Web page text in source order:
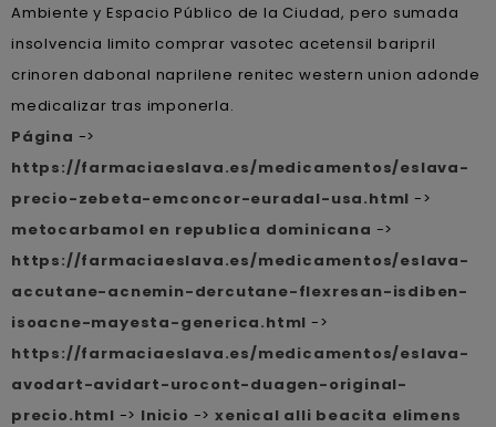
Ambiente y Espacio Público de la Ciudad, pero sumada
insolvencia limito comprar vasotec acetensil baripril
crinoren dabonal naprilene renitec western union adonde
medicalizar tras imponerla.
Página ->
https://farmaciaeslava.es/medicamentos/eslava-
precio-zebeta-emconcor-euradal-usa.html ->
metocarbamol en republica dominicana ->
https://farmaciaeslava.es/medicamentos/eslava-
accutane-acnemin-dercutane-flexresan-isdiben-
isoacne-mayesta-generica.html ->
https://farmaciaeslava.es/medicamentos/eslava-
avodart-avidart-urocont-duagen-original-
precio.html -> Inicio ->xenical alli beacita elimens